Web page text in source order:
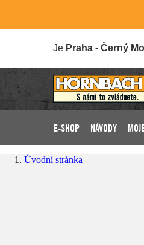
Je Praha - Černý
E-SHOP NÁVODY
Úvodní stránka